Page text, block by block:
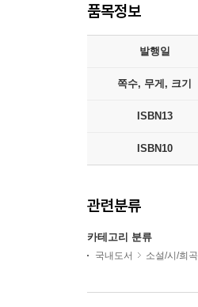
품목정보
발행일
쪽수, 무게, 크기
ISBN13
ISBN10
관련분류
카테고리 분류
국내도서 소설/시/희곡